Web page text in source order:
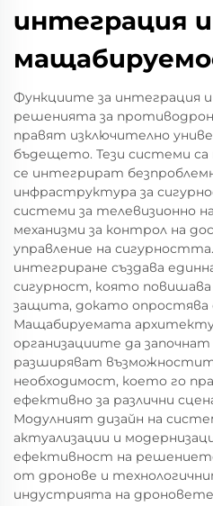
интеграция и
Функциите за интеграция
решенията за
правят изключително
бъдещето. Тези системи
се интегрират
инфраструктура за
системи за телевизионно
механизми за контрол на
управление на
интегриране създава
сигурност, която
защита, докато опростява
Мащабируемата
организациите да
разширяват
необходимост, което го
ефективно за различни
Модулният дизайн на
актуализации и
ефективност на
от дронове и
индустрията на